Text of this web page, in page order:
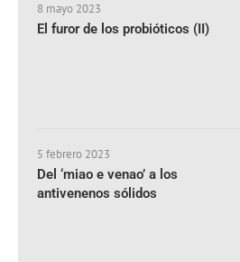
8 mayo 2023
El furor de los probióticos (II)
5 febrero 2023
Del ‘miao e venao’ a los
antivenenos sólidos